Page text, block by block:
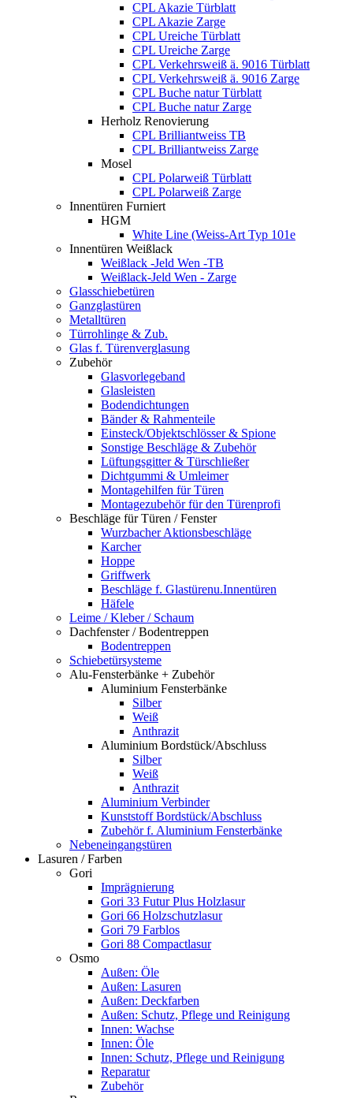
CPL Akazie Türblatt
CPL Akazie Zarge
CPL Ureiche Türblatt
CPL Ureiche Zarge
CPL Verkehrsweiß ä. 9016 Türblatt
CPL Verkehrsweiß ä. 9016 Zarge
CPL Buche natur Türblatt
CPL Buche natur Zarge
Herholz Renovierung
CPL Brilliantweiss TB
CPL Brilliantweiss Zarge
Mosel
CPL Polarweiß Türblatt
CPL Polarweiß Zarge
Innentüren Furniert
HGM
White Line (Weiss-Art Typ 101e
Innentüren Weißlack
Weißlack -Jeld Wen -TB
Weißlack-Jeld Wen - Zarge
Glasschiebetüren
Ganzglastüren
Metalltüren
Türrohlinge & Zub.
Glas f. Türenverglasung
Zubehör
Glasvorlegeband
Glasleisten
Bodendichtungen
Bänder & Rahmenteile
Einsteck/Objektschlösser & Spione
Sonstige Beschläge & Zubehör
Lüftungsgitter & Türschließer
Dichtgummi & Umleimer
Montagehilfen für Türen
Montagezubehör für den Türenprofi
Beschläge für Türen / Fenster
Wurzbacher Aktionsbeschläge
Karcher
Hoppe
Griffwerk
Beschläge f. Glastürenu.Innentüren
Häfele
Leime / Kleber / Schaum
Dachfenster / Bodentreppen
Bodentreppen
Schiebetürsysteme
Alu-Fensterbänke + Zubehör
Aluminium Fensterbänke
Silber
Weiß
Anthrazit
Aluminium Bordstück/Abschluss
Silber
Weiß
Anthrazit
Aluminium Verbinder
Kunststoff Bordstück/Abschluss
Zubehör f. Aluminium Fensterbänke
Nebeneingangstüren
Lasuren / Farben
Gori
Imprägnierung
Gori 33 Futur Plus Holzlasur
Gori 66 Holzschutzlasur
Gori 79 Farblos
Gori 88 Compactlasur
Osmo
Außen: Öle
Außen: Lasuren
Außen: Deckfarben
Außen: Schutz, Pflege und Reinigung
Innen: Wachse
Innen: Öle
Innen: Schutz, Pflege und Reinigung
Reparatur
Zubehör